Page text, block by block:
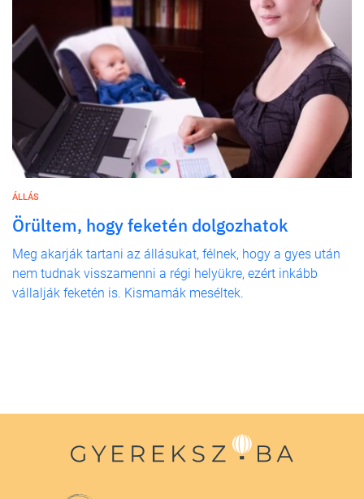
ÁLLÁS
Örültem, hogy feketén dolgozhatok
Meg akarják tartani az állásukat, félnek, hogy a gyes után
nem tudnak visszamenni a régi helyükre, ezért inkább
vállalják feketén is. Kismamák meséltek.